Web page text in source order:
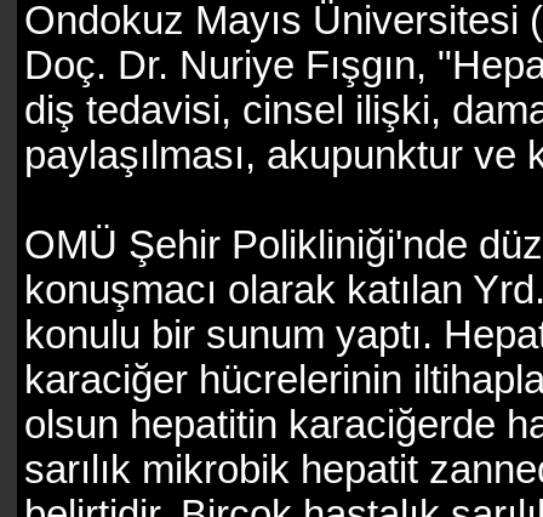
Ondokuz Mayıs Üniversitesi
Doç. Dr. Nuriye Fışgın,
diş tedavisi, cinsel ilişki,
paylaşılması, akupunktur
OMÜ Şehir Polikliniği'nde
konuşmacı olarak katılan
konulu bir sunum yaptı.
karaciğer hücrelerinin
olsun hepatitin karaciğerde
sarılık mikrobik hepatit